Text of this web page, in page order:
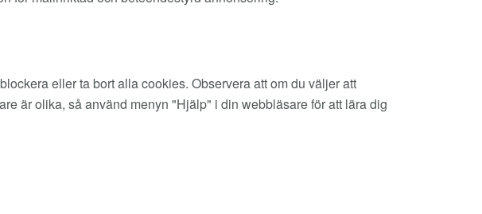
eller ta bort alla cookies. Observera att om du väljer att
är olika, så använd menyn "Hjälp" i din webbläsare för att lära dig